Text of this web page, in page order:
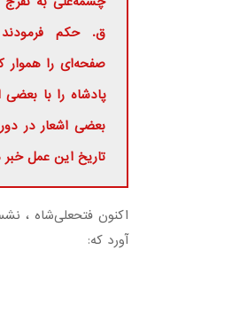
ق. حکم
صفحه‌ای را هموار
پادشاه را با بعضی
بعضی اشعار در
تاریخ این عمل
اکنون فتحعلی‌شاه ،
‌آورد که: